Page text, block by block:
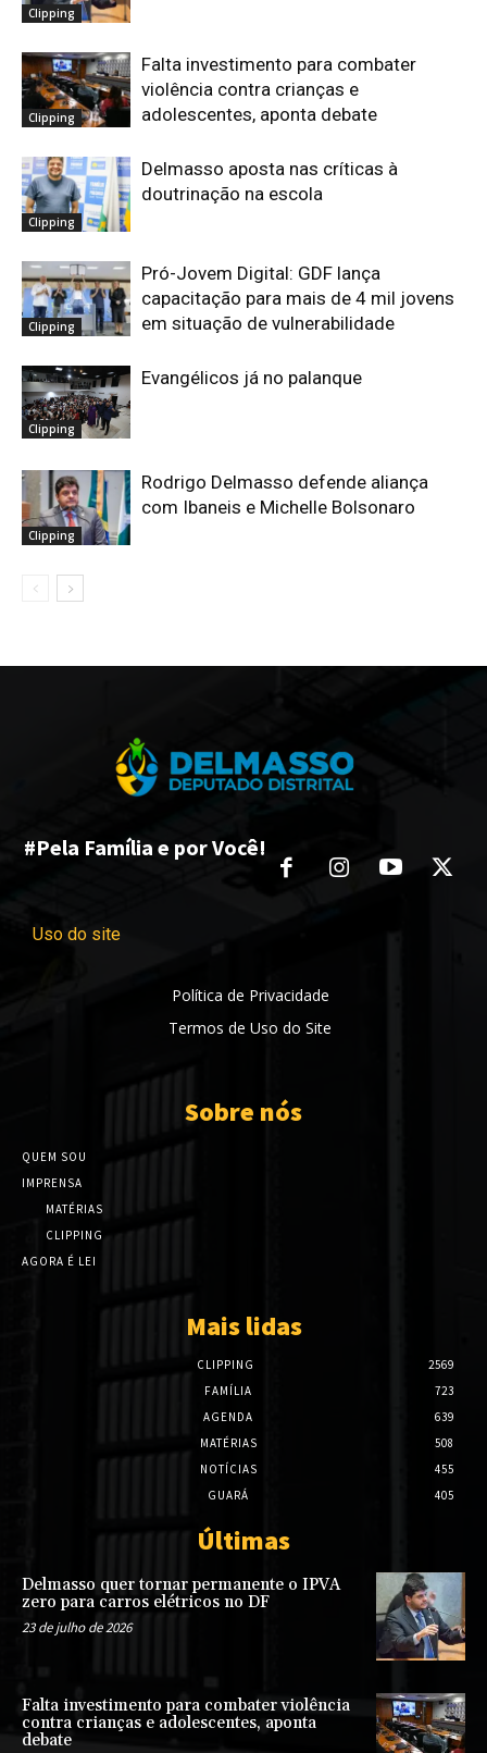
Clipping
Clipping
Falta investimento para combater
violência contra crianças e
adolescentes, aponta debate
Clipping
Delmasso aposta nas críticas à
doutrinação na escola
Clipping
Pró-Jovem Digital: GDF lança
capacitação para mais de 4 mil jovens
em situação de vulnerabilidade
Clipping
Evangélicos já no palanque
Clipping
Rodrigo Delmasso defende aliança
com Ibaneis e Michelle Bolsonaro
#Pela Família e por Você!
Uso do site
Política de Privacidade
Termos de Uso do Site
Sobre nós
QUEM SOU
IMPRENSA
MATÉRIAS
CLIPPING
AGORA É LEI
Mais lidas
CLIPPING
2569
FAMÍLIA
723
AGENDA
639
MATÉRIAS
508
NOTÍCIAS
455
GUARÁ
405
Últimas
Delmasso quer tornar permanente o IPVA
zero para carros elétricos no DF
23 de julho de 2026
Falta investimento para combater violência
contra crianças e adolescentes, aponta
debate